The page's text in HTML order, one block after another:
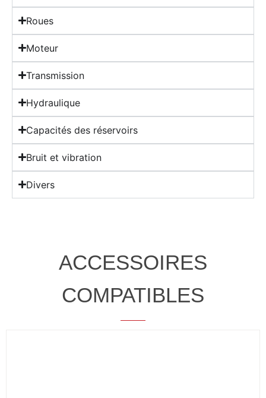
Roues
Moteur
Transmission
Hydraulique
Capacités des réservoirs
Bruit et vibration
Divers
ACCESSOIRES
COMPATIBLES